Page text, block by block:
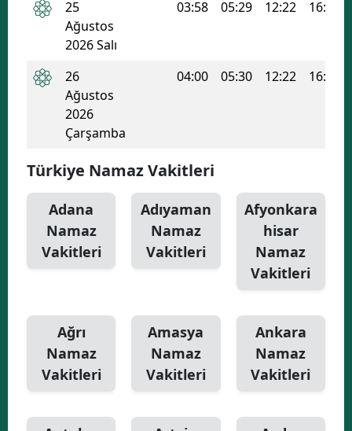
25
Ağustos
2026 Salı
03:58 05:29 12:22 16:06
26
Ağustos
2026
Çarşamba
04:00 05:30 12:22 16:05
Türkiye Namaz Vakitleri
Adana
Namaz
Vakitleri
Adıyaman
Namaz
Vakitleri
Afyonkara
hisar
Namaz
Vakitleri
Ağrı
Namaz
Vakitleri
Amasya
Namaz
Vakitleri
Ankara
Namaz
Vakitleri